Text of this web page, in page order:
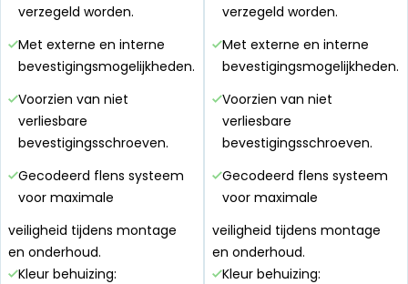
verzegeld worden.
Met externe en interne
bevestigingsmogelijkheden.
Voorzien van niet
verliesbare
bevestigingsschroeven.
Gecodeerd flens systeem
voor maximale
veiligheid tijdens montage
en onderhoud.
Kleur behuizing:
verzegeld worden.
Met externe en interne
bevestigingsmogelijkheden.
Voorzien van niet
verliesbare
bevestigingsschroeven.
Gecodeerd flens systeem
voor maximale
veiligheid tijdens montage
en onderhoud.
Kleur behuizing: